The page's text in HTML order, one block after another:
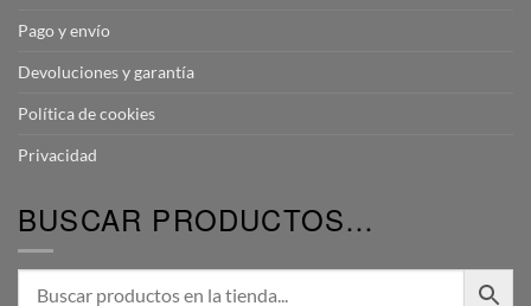
Pago y envío
Devoluciones y garantía
Política de cookies
Privacidad
BUSCAR PRODUCTOS…